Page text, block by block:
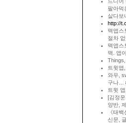
팔아먹
살다보
http://
맥앱스
절차
맥앱스
맥. 앱
트윗
와우,
구나…
트윗
[김정
양반,
《태
신문,